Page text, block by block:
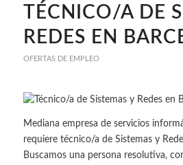
TÉCNICO/A DE
REDES EN
OFERTAS DE EMPLEO
Mediana empresa de servicios
requiere técnico/a de Sistemas y
Buscamos una persona resolutiva,